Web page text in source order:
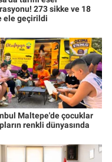
273 sikke ve 18
ele geçirildi
Maltepe'de çocuklar
renkli dünyasında